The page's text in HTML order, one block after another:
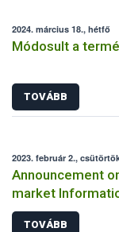
2024. március 18., hétfő
Módosult a
TOVÁBB
2023. február 2.,
Announcement
market
FERTILIZER and
TOVÁBB